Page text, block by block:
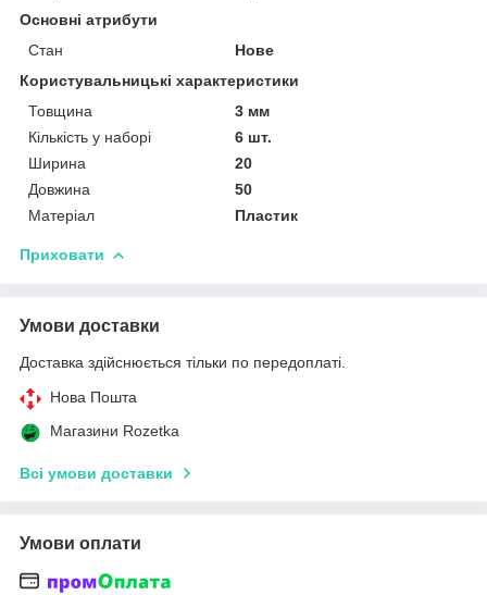
Основні атрибути
Стан
Нове
Користувальницькі характеристики
Товщина
3 мм
Кількість у наборі
6 шт.
Ширина
20
Довжина
50
Матеріал
Пластик
Приховати
Умови доставки
Доставка здійснюється тільки по передоплаті.
Нова Пошта
Магазини Rozetka
Всі умови доставки
Умови оплати